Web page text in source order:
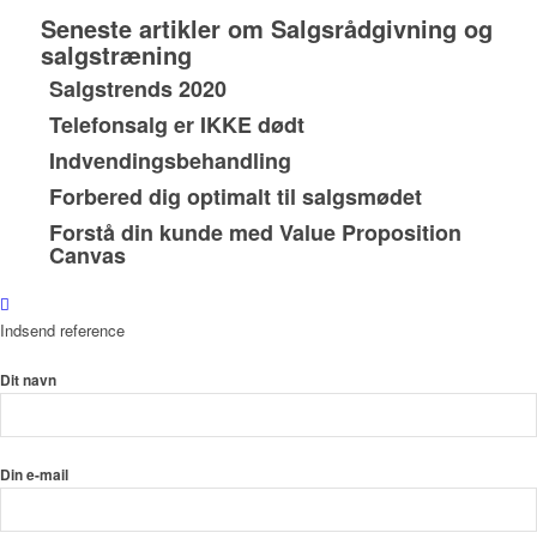
Seneste artikler om Salgsrådgivning og
salgstræning
Salgstrends 2020
Telefonsalg er IKKE dødt
Indvendingsbehandling
Forbered dig optimalt til salgsmødet
Forstå din kunde med Value Proposition
Canvas
Indsend reference
Dit navn
Din e-mail